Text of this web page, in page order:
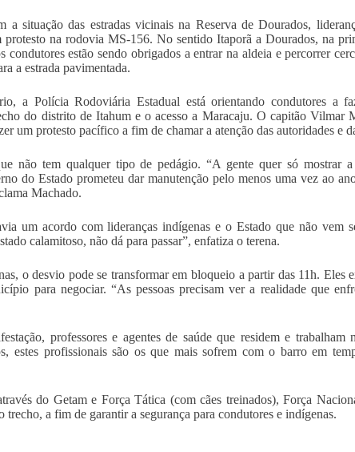
a situação das estradas vicinais na Reserva de Dourados,
protesto na rodovia MS-156. No sentido Itaporã a Dourados, na
condutores estão sendo obrigados a entrar na aldeia e percorrer
a estrada pavimentada.
a Polícia Rodoviária Estadual está orientando condutores a
do distrito de Itahum e o acesso a Maracaju. O capitão Vilmar
um protesto pacífico a fim de chamar a atenção das autoridades e
não tem qualquer tipo de pedágio. “A gente quer só mostrar a
do Estado prometeu dar manutenção pelo menos uma vez ao
Machado.
um acordo com lideranças indígenas e o Estado que não vem
calamitoso, não dá para passar”, enfatiza o terena.
o desvio pode se transformar em bloqueio a partir das 11h. Eles
para negociar. “As pessoas precisam ver a realidade que
professores e agentes de saúde que residem e
estes profissionais são os que mais sofrem com o barro em
do Getam e Força Tática (com cães treinados), Força
trecho, a fim de garantir a segurança para condutores e indígenas.